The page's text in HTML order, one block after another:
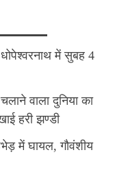
में सुबह 4
वाला दुनिया का
हरी झण्डी
में घायल, गौवंशीय